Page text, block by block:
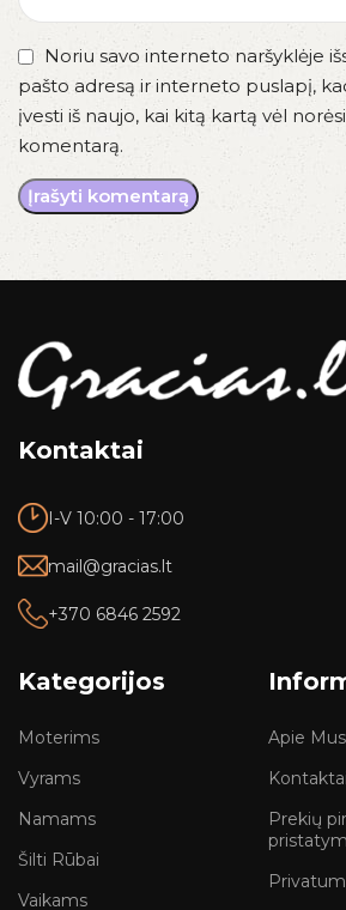
Noriu savo interneto naršyklėje
pašto adresą ir interneto puslapį,
įvesti iš naujo, kai kitą kartą vėl
komentarą.
Kontaktai
I-V 10:00 - 17:00
mail@gracias.lt
+370 6846 2592
Kategorijos
Moterims
Vyrams
Namams
Šilti Rūbai
Vaikams
Apie Mus
Kontaktai
Prekių